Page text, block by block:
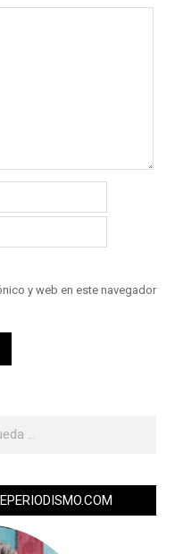
y web en este navegador